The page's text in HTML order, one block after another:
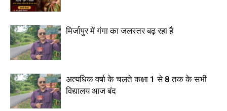
मिर्जापुर में गंगा का जलस्तर बढ़ रहा है
अत्यधिक वर्षा के चलते कक्षा 1 से 8 तक के सभी
विद्यालय आज बंद